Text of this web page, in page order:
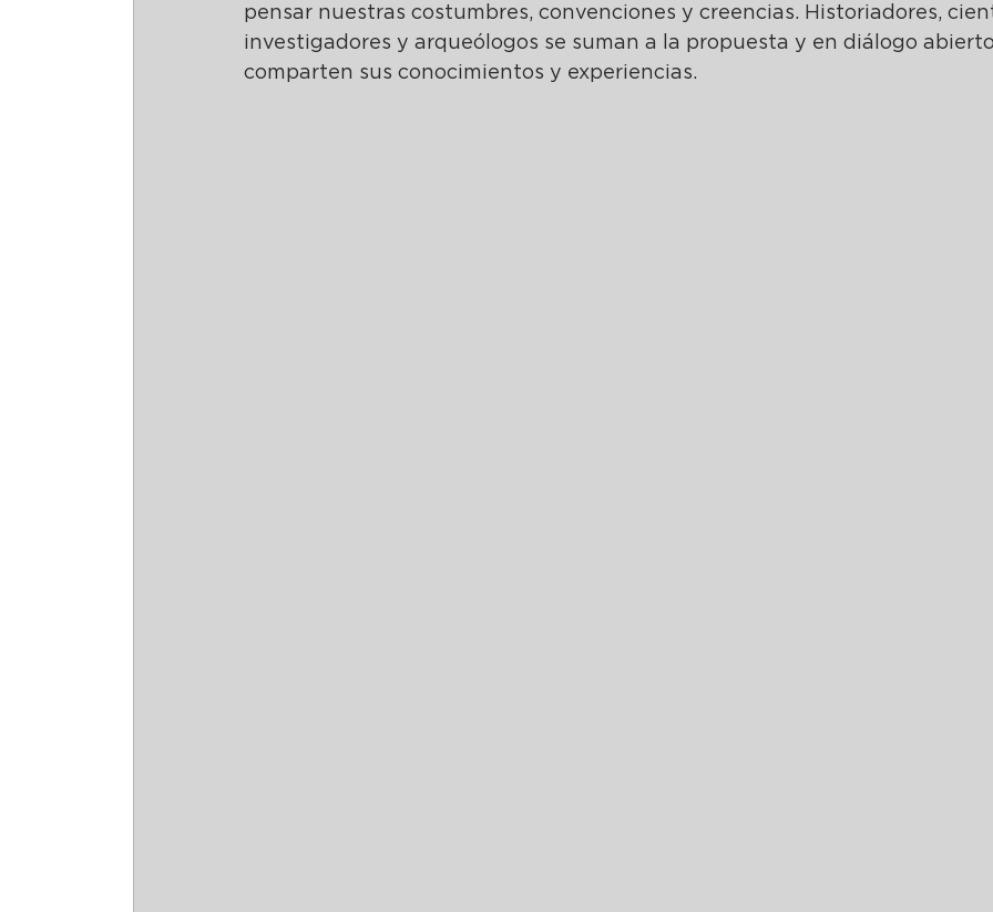
pensar nuestras costumbres, convenciones y creencias. Historiadores,
investigadores y arqueólogos se suman a la propuesta y en diálogo
comparten sus conocimientos y experiencias.